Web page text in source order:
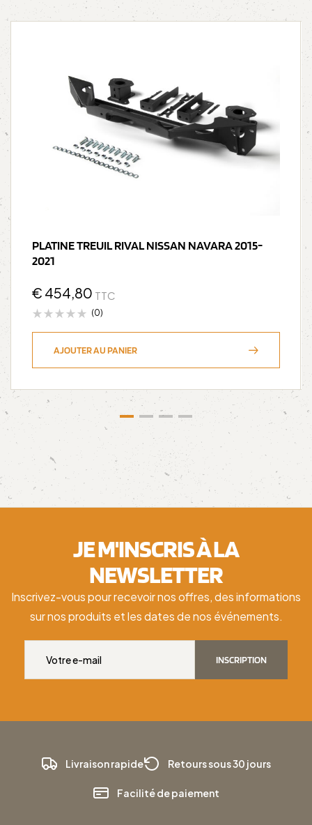
PLATINE TREUIL RIVAL NISSAN NAVARA 2015-
2021
€ 454,80 TTC
(0)
AJOUTER AU PANIER
JE M'INSCRIS À LA
NEWSLETTER
Inscrivez-vous pour recevoir nos offres, des informations
sur nos produits et les dates de nos événements.
INSCRIPTION
Livraison rapide Retours sous 30 jours
Facilité de paiement